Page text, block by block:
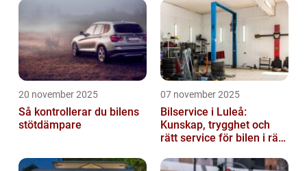
20 november 2025
Så kontrollerar du bilens
stötdämpare
07 november 2025
Bilservice i Luleå:
Kunskap, trygghet och
rätt service för bilen i rätt